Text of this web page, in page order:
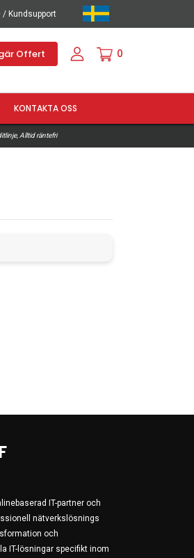
/ Kundsupport
Offert 0
KONTAKTA OSS
Alltid räntefri
IT-partner och
nätverkslösnings
och
IT-lösningar specifikt inom